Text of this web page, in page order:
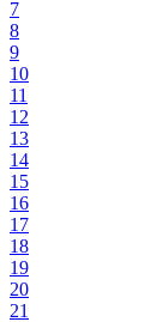
7
8
9
10
11
12
13
14
15
16
17
18
19
20
21